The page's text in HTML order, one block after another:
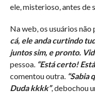
ele, misterioso, antes de
Na web, os usuários não
cá, ele anda curtindo
juntos sim, e pronto.
pessoa.“Está certo!
comentou outra.“Sabia
Duda kkkk”, debochou